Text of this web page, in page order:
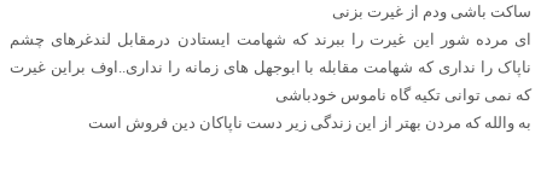
ساکت باشی ودم از غیرت بزنی
ای مرده شور این غیرت را ببرند که شهامت ایستادن درمقابل لندغرهای چشم
ناپاک را نداری که شهامت مقابله با ابوجهل های زمانه را نداری..اوف براین غیرت
که نمی توانی تکیه گاه ناموس خودباشی
به والله که مردن بهتر از این زندگی زیر دست ناپاکان دین فروش است